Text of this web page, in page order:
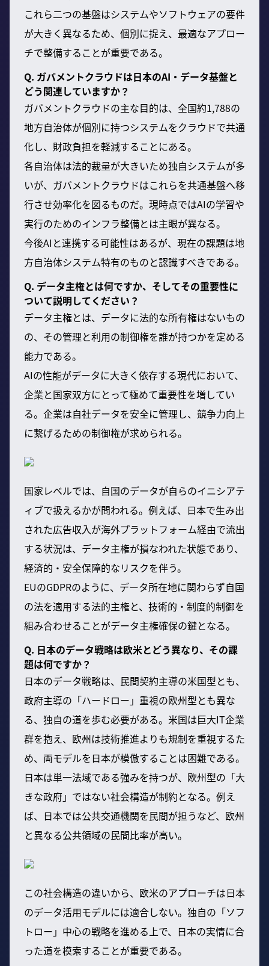
これら二つの基盤はシステムやソフトウェアの要件
が大きく異なるため、個別に捉え、最適なアプロー
チで整備することが重要である。
Q. ガバメントクラウドは日本のAI・データ基盤と
どう関連していますか？
ガバメントクラウドの主な目的は、全国約1,788の
地方自治体が個別に持つシステムをクラウドで共通
化し、財政負担を軽減することにある。
各自治体は法的裁量が大きいため独自システムが多
いが、ガバメントクラウドはこれらを共通基盤へ移
行させ効率化を図るものだ。現時点ではAIの学習や
実行のためのインフラ整備とは主眼が異なる。
今後AIと連携する可能性はあるが、現在の課題は地
方自治体システム特有のものと認識すべきである。
Q. データ主権とは何ですか、そしてその重要性に
ついて説明してください？
データ主権とは、データに法的な所有権はないもの
の、その管理と利用の制御権を誰が持つかを定める
能力である。
AIの性能がデータに大きく依存する現代において、
企業と国家双方にとって極めて重要性を増してい
る。企業は自社データを安全に管理し、競争力向上
に繋げるための制御権が求められる。
国家レベルでは、自国のデータが自らのイニシアテ
ィブで扱えるかが問われる。例えば、日本で生み出
された広告収入が海外プラットフォーム経由で流出
する状況は、データ主権が損なわれた状態であり、
経済的・安全保障的なリスクを伴う。
EUのGDPRのように、データ所在地に関わらず自国
の法を適用する法的主権と、技術的・制度的制御を
組み合わせることがデータ主権確保の鍵となる。
Q. 日本のデータ戦略は欧米とどう異なり、その課
題は何ですか？
日本のデータ戦略は、民間契約主導の米国型とも、
政府主導の「ハードロー」重視の欧州型とも異な
る、独自の道を歩む必要がある。米国は巨大IT企業
群を抱え、欧州は技術推進よりも規制を重視するた
め、両モデルを日本が模倣することは困難である。
日本は単一法域である強みを持つが、欧州型の「大
きな政府」ではない社会構造が制約となる。例え
ば、日本では公共交通機関を民間が担うなど、欧州
と異なる公共領域の民間比率が高い。
この社会構造の違いから、欧米のアプローチは日本
のデータ活用モデルには適合しない。独自の「ソフ
トロー」中心の戦略を進める上で、日本の実情に合
った道を模索することが重要である。